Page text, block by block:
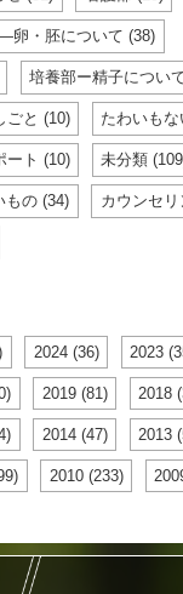
卵・胚について (38)
培養部ー精子につい
ごと (10) たわいも
ート (10) 未分類
もの (34) カウンセ
2024 (36) 2023
2019 (81) 2018
2014 (47) 2013
2010 (233)